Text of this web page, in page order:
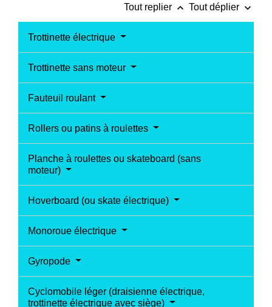
Tout replier keyboard_arrow_up Tout déplier keyboard_arrow_down
Trottinette électrique
Trottinette sans moteur
Fauteuil roulant
Rollers ou patins à roulettes
Planche à roulettes ou skateboard (sans
moteur)
Hoverboard (ou skate électrique)
Monoroue électrique
Gyropode
Cyclomobile léger (draisienne électrique,
trottinette électrique avec siège)